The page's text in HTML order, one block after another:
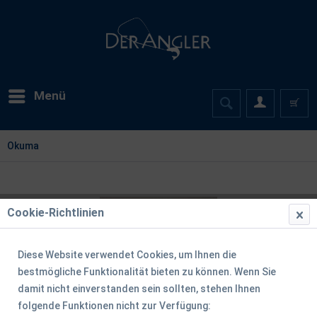
Menü
Okuma
Cookie-Richtlinien
Diese Website verwendet Cookies, um Ihnen die
bestmögliche Funktionalität bieten zu können. Wenn Sie
damit nicht einverstanden sein sollten, stehen Ihnen
folgende Funktionen nicht zur Verfügung: